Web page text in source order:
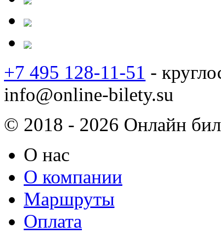
+7 495 128-11-51 -
info@online-bilety.su
© 2018 - 2026 Онлайн
О нас
О компании
Маршруты
Оплата